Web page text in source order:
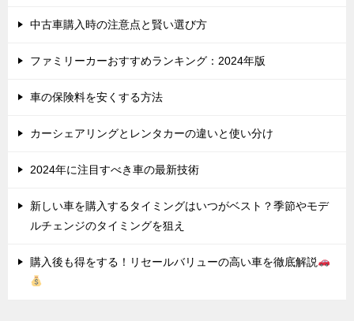
中古車購入時の注意点と賢い選び方
ファミリーカーおすすめランキング：2024年版
車の保険料を安くする方法
カーシェアリングとレンタカーの違いと使い分け
2024年に注目すべき車の最新技術
新しい車を購入するタイミングはいつがベスト？季節やモデ
ルチェンジのタイミングを狙え
購入後も得をする！リセールバリューの高い車を徹底解説